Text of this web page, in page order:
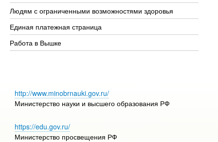
Людям с ограниченными возможностями здоровья
Единая платежная страница
Работа в Вышке
http://www.minobrnauki.gov.ru/
Министерство науки и высшего образования РФ
https://edu.gov.ru/
Министерство просвещения РФ